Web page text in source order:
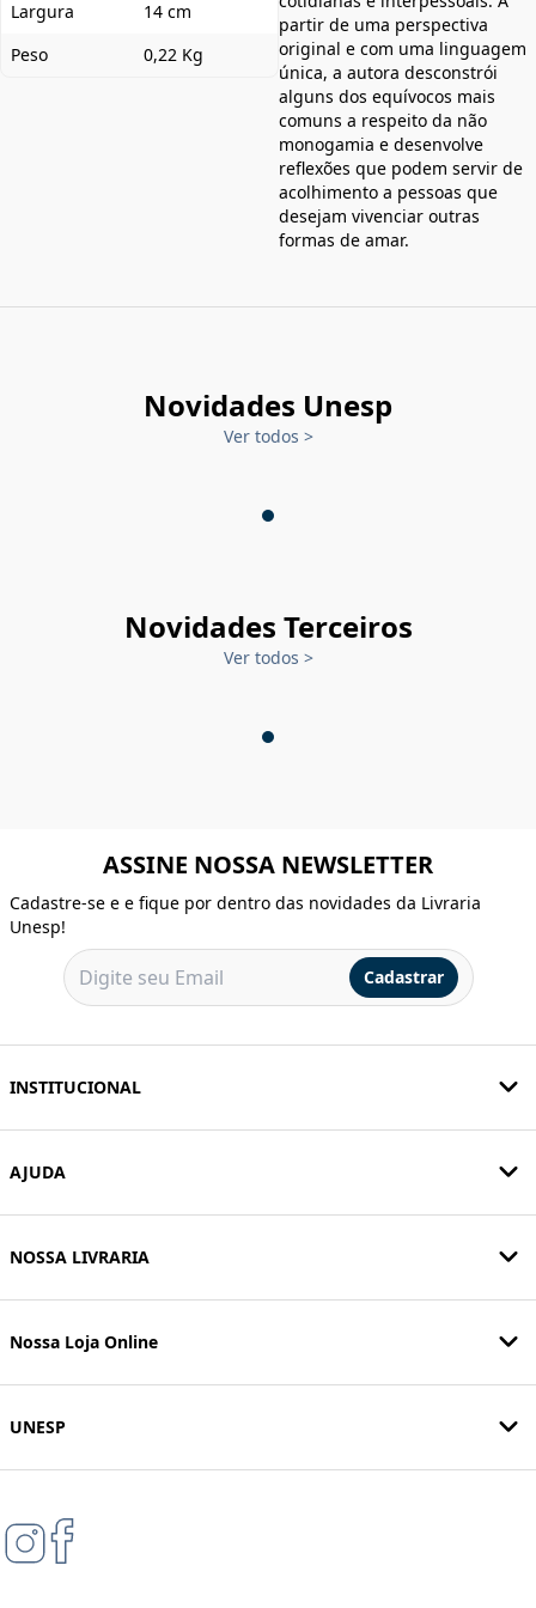
Largura
14 cm
Peso
0,22 Kg
partir de uma perspectiva
original e com uma linguagem
única, a autora desconstrói
alguns dos equívocos mais
comuns a respeito da não
monogamia e desenvolve
reflexões que podem servir de
acolhimento a pessoas que
desejam vivenciar outras
formas de amar.
Novidades Unesp
Ver todos >
Novidades Terceiros
Ver todos >
ASSINE NOSSA NEWSLETTER
Cadastre-se e e fique por dentro das novidades da Livraria
Unesp!
Cadastrar
INSTITUCIONAL
AJUDA
NOSSA LIVRARIA
Nossa Loja Online
UNESP